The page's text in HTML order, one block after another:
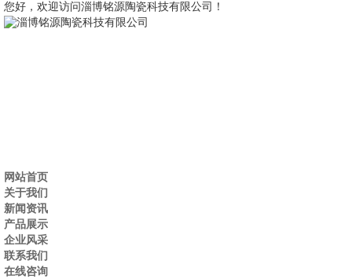
您好，欢迎访问淄博铭源陶瓷科技有限公司！
网站首页
关于我们
新闻资讯
产品展示
企业风采
联系我们
在线咨询